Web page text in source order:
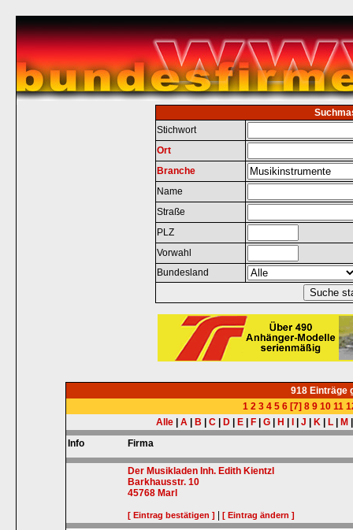
Stichwort
Ort
Branche
Name
Straße
PLZ
Vorwahl
Bundesland
918 Einträge
1 2 3 4 5 6 [7] 8 9 10 11
Alle
A B C D E F G H J K L M
Info
Firma
Der Musikladen Inh. Edith Kientzl
Barkhausstr. 10
45768 Marl
[ Eintrag bestätigen ] |[ Eintrag ändern ]